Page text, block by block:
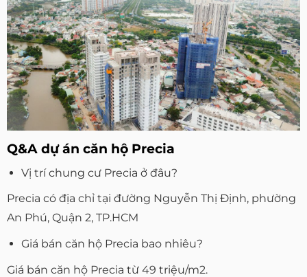
Q&A dự án căn hộ Precia
Vị trí chung cư Precia ở đâu?
Precia có địa chỉ tại đường Nguyễn Thị Định, phường
An Phú, Quận 2, TP.HCM
Giá bán căn hộ Precia bao nhiêu?
Giá bán căn hộ Precia từ 49 triệu/m2.